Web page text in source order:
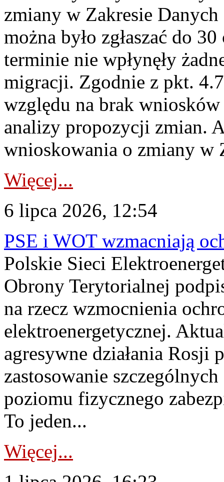
zmiany w Zakresie
można było zgłaszać do
terminie nie wpłynęły
migracji. Zgodnie z pkt.
względu na brak
analizy propozycji zmian.
wnioskowania o zmiany w
Więcej...
6 lipca 2026, 12:54
PSE i WOT wzmacniają
Polskie Sieci
Obrony Terytorialnej
na rzecz wzmocnienia
elektroenergetycznej.
agresywne działania Rosji
zastosowanie
poziomu fizycznego
To jeden...
Więcej...